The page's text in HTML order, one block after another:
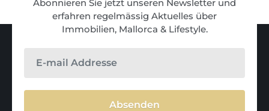
Abonnieren Sie jetzt unseren Newsletter und
erfahren regelmässig Aktuelles über
Immobilien, Mallorca & Lifestyle.
Absenden